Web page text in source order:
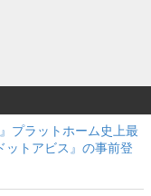
プラットホーム史上最
ットアビス』の事前登